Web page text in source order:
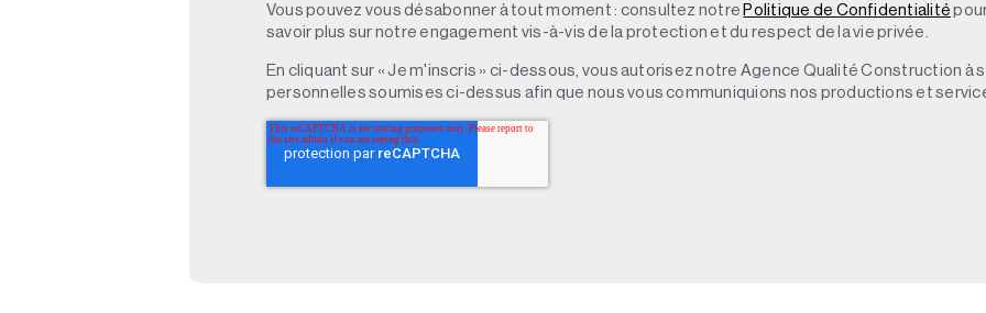
Vous pouvez vous désabonner à tout moment : consultez notre Politique de Confidentialité
savoir plus sur notre engagement vis-à-vis de la protection et du respect de la vie privée.
En cliquant sur « Je m'inscris » ci-dessous, vous autorisez notre Agence Qualité Construction
personnelles soumises ci-dessus afin que nous vous communiquions nos productions et